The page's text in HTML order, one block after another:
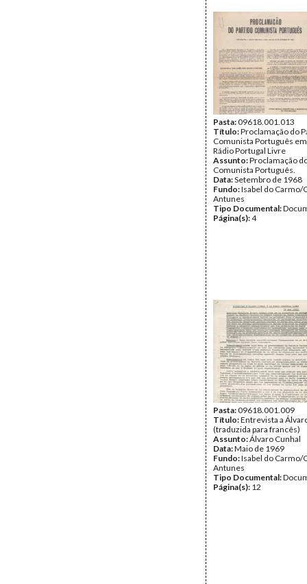
Pasta:09618.001.013
Título:Proclamação do
Comunista Português
Rádio Portugal Livre
Assunto:Proclamação
Comunista Português.
Data:Setembro de 1968
Fundo:Isabel do Carmo/
Antunes
Tipo Documental:
Página(s):4
Pasta:09618.001.009
Título:Entrevista a
(traduzida para francês)
Assunto:Álvaro Cunhal
Data:Maio de 1969
Fundo:Isabel do Carmo/
Antunes
Tipo Documental:
Página(s): 12